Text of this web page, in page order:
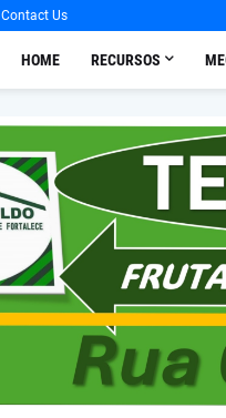
Contact Us
HOME RECURSOS